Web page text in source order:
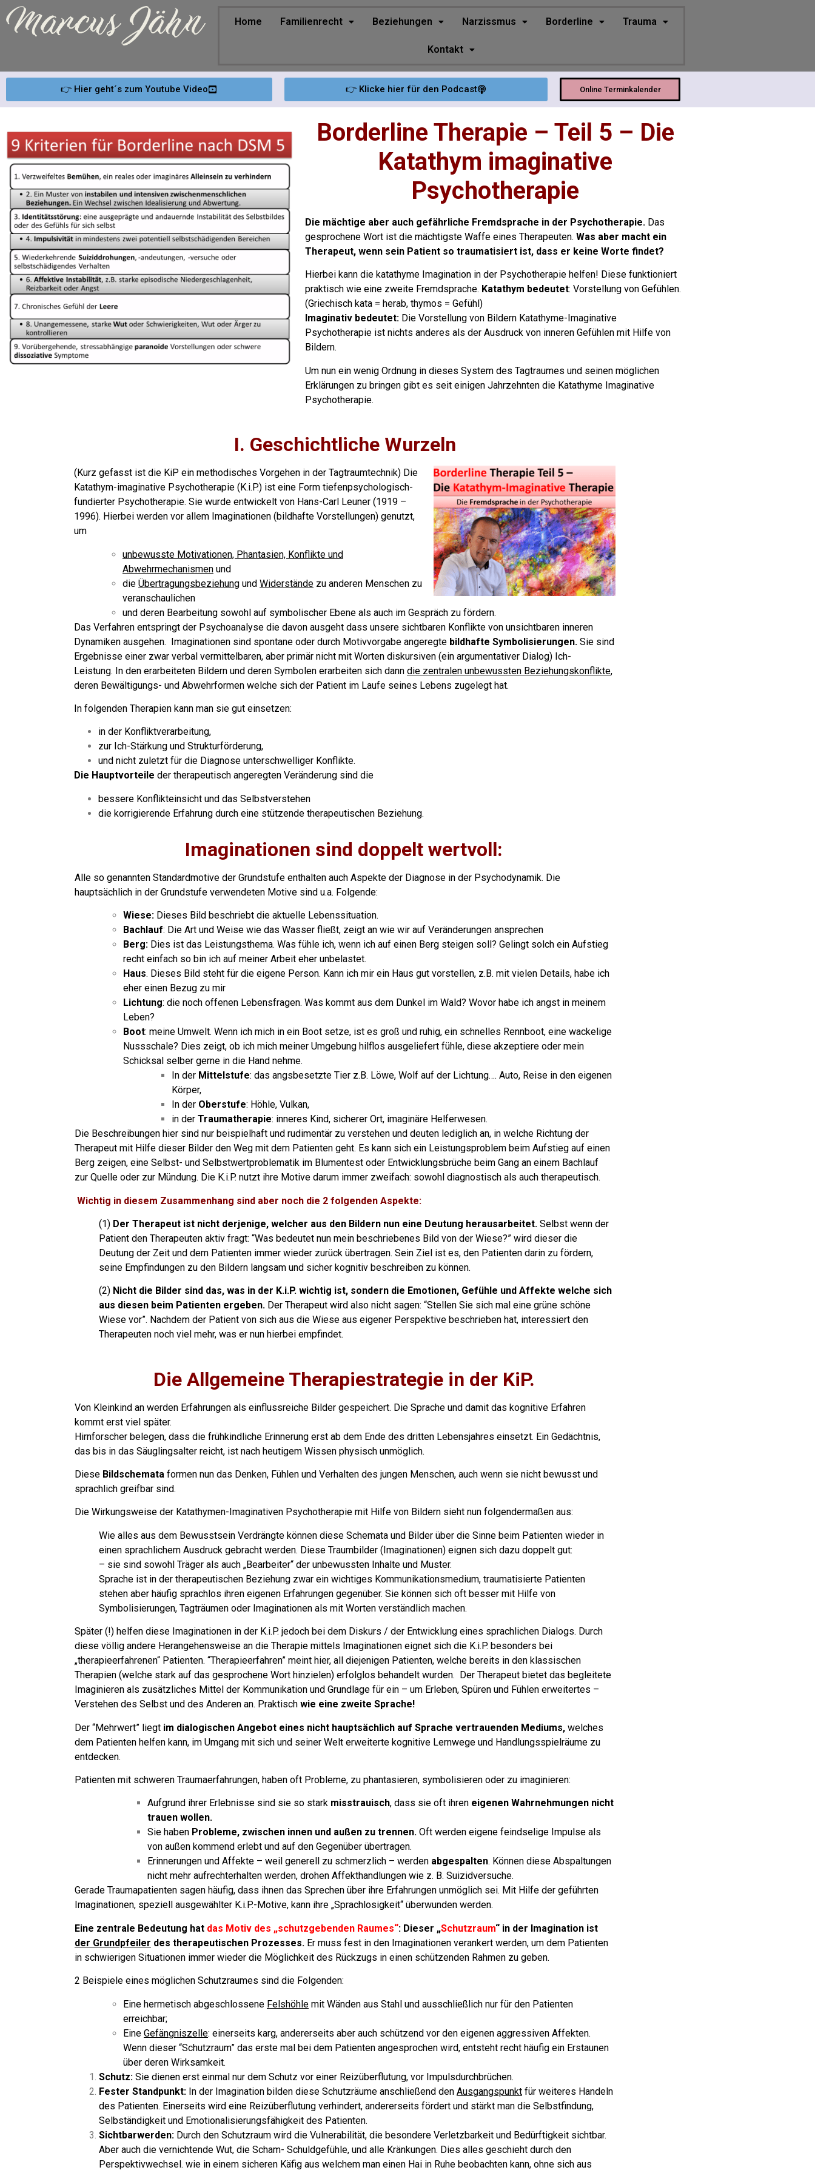
Home Familienrecht Beziehungen Narzissmus Borderline Trauma
Kontakt
👉 Hier geht´s zum Youtube Video 👉 Klicke hier für den Podcast Online Terminkalender
Borderline Therapie – Teil 5 – Die
Katathym imaginative
Psychotherapie
Die mächtige aber auch gefährliche Fremdsprache in der Psychotherapie. Das
gesprochene Wort ist die mächtigste Waffe eines Therapeuten.Was aber macht ein
Therapeut, wenn sein Patient so traumatisiert ist, dass er keine Worte findet?
Hierbei kann die katathyme Imagination in der Psychotherapie helfen! Diese funktioniert
praktisch wie eine zweite Fremdsprache. Katathym bedeutet: Vorstellung von Gefühlen.
(Griechisch kata = herab, thymos = Gefühl)
Imaginativ bedeutet: Die Vorstellung von Bildern Katathyme-Imaginative
Psychotherapie ist nichts anderes als der Ausdruck von inneren Gefühlen mit Hilfe von
Bildern.
Um nun ein wenig Ordnung in dieses System des Tagtraumes und seinen möglichen
Erklärungen zu bringen gibt es seit einigen Jahrzehnten die Katathyme Imaginative
Psychotherapie.
I. Geschichtliche Wurzeln
(Kurz gefasst ist die KiP ein methodisches Vorgehen in der Tagtraumtechnik) Die
Katathym-imaginative Psychotherapie (K.i.P.) ist eine Form tiefenpsychologisch-
fundierter Psychotherapie. Sie wurde entwickelt von Hans-Carl Leuner (1919 –
1996). Hierbei werden vor allem Imaginationen (bildhafte Vorstellungen) genutzt,
um
unbewusste Motivationen, Phantasien, Konflikte und
Abwehrmechanismen und
die Übertragungsbeziehung und Widerstände zu anderen Menschen zu
veranschaulichen
und deren Bearbeitung sowohl auf symbolischer Ebene als auch im Gespräch zu fördern.
Das Verfahren entspringt der Psychoanalyse die davon ausgeht dass unsere sichtbaren Konflikte von unsichtbaren inneren
Dynamiken ausgehen. Imaginationen sind spontane oder durch Motivvorgabe angeregte bildhafte Symbolisierungen. Sie sind
Ergebnisse einer zwar verbal vermittelbaren, aber primär nicht mit Worten diskursiven (ein argumentativer Dialog) Ich-
Leistung. In den erarbeiteten Bildern und deren Symbolen erarbeiten sich dann die zentralen unbewussten Beziehungskonflikte,
deren Bewältigungs- und Abwehrformen welche sich der Patient im Laufe seines Lebens zugelegt hat.
In folgenden Therapien kann man sie gut einsetzen:
in der Konfliktverarbeitung,
zur Ich-Stärkung und Strukturförderung,
und nicht zuletzt für die Diagnose unterschwelliger Konflikte.
Die Hauptvorteile der therapeutisch angeregten Veränderung sind die
bessere Konflikteinsicht und das Selbstverstehen
die korrigierende Erfahrung durch eine stützende therapeutischen Beziehung.
Imaginationen sind doppelt wertvoll:
Alle so genannten Standardmotive der Grundstufe enthalten auch Aspekte der Diagnose in der Psychodynamik. Die
hauptsächlich in der Grundstufe verwendeten Motive sind u.a. Folgende:
Wiese:Dieses Bild beschriebt die aktuelle Lebenssituation.
Bachlauf: Die Art und Weise wie das Wasser fließt, zeigt an wie wir auf Veränderungen ansprechen
Berg:Dies ist das Leistungsthema. Was fühle ich, wenn ich auf einen Berg steigen soll? Gelingt solch ein Aufstieg
recht einfach so bin ich auf meiner Arbeit eher unbelastet.
Haus. Dieses Bild steht für die eigene Person. Kann ich mir ein Haus gut vorstellen, z.B. mit vielen Details, habe ich
eher einen Bezug zu mir
Lichtung: die noch offenen Lebensfragen. Was kommt aus dem Dunkel im Wald? Wovor habe ich angst in meinem
Leben?
Boot: meine Umwelt. Wenn ich mich in ein Boot setze, ist es groß und ruhig, ein schnelles Rennboot, eine wackelige
Nussschale? Dies zeigt, ob ich mich meiner Umgebung hilflos ausgeliefert fühle, diese akzeptiere oder mein
Schicksal selber gerne in die Hand nehme.
In der Mittelstufe: das angsbesetzte Tier z.B. Löwe, Wolf auf der Lichtung…. Auto, Reise in den eigenen
Körper,
In der Oberstufe: Höhle, Vulkan,
in der Traumatherapie: inneres Kind, sicherer Ort, imaginäre Helferwesen.
Die Beschreibungen hier sind nur beispielhaft und rudimentär zu verstehen und deuten lediglich an, in welche Richtung der
Therapeut mit Hilfe dieser Bilder den Weg mit dem Patienten geht. Es kann sich ein Leistungsproblem beim Aufstieg auf einen
Berg zeigen, eine Selbst- und Selbstwertproblematik im Blumentest oder Entwicklungsbrüche beim Gang an einem Bachlauf
zur Quelle oder zur Mündung. Die K.i.P. nutzt ihre Motive darum immer zweifach: sowohl diagnostisch als auch therapeutisch.
Wichtig in diesem Zusammenhang sind aber noch die 2 folgenden Aspekte:
(1) Der Therapeut ist nicht derjenige, welcher aus den Bildern nun eine Deutung herausarbeitet.Selbst wenn der
Patient den Therapeuten aktiv fragt: “Was bedeutet nun mein beschriebenes Bild von der Wiese?” wird dieser die
Deutung der Zeit und dem Patienten immer wieder zurück übertragen. Sein Ziel ist es, den Patienten darin zu fördern,
seine Empfindungen zu den Bildern langsam und sicher kognitiv beschreiben zu können.
(2)Nicht die Bilder sind das, was in der K.i.P. wichtig ist, sondern die Emotionen, Gefühle und Affekte welche sich
aus diesen beim Patienten ergeben.Der Therapeut wird also nicht sagen: “Stellen Sie sich mal eine grüne schöne
Wiese vor”. Nachdem der Patient von sich aus die Wiese aus eigener Perspektive beschrieben hat, interessiert den
Therapeuten noch viel mehr, was er nun hierbei empfindet.
Die Allgemeine Therapiestrategie in der KiP.
Von Kleinkind an werden Erfahrungen als einflussreiche Bilder gespeichert. Die Sprache und damit das kognitive Erfahren
kommt erst viel später.
Hirnforscher belegen, dass die frühkindliche Erinnerung erst ab dem Ende des dritten Lebensjahres einsetzt. Ein Gedächtnis,
das bis in das Säuglingsalter reicht, ist nach heutigem Wissen physisch unmöglich.
Diese Bildschemataformen nun das Denken, Fühlen und Verhalten des jungen Menschen, auch wenn sie nicht bewusst und
sprachlich greifbar sind.
Die Wirkungsweise der Katathymen-Imaginativen Psychotherapie mit Hilfe von Bildern sieht nun folgendermaßen aus:
Wie alles aus dem Bewusstsein Verdrängte können diese Schemata und Bilder über die Sinne beim Patienten wieder in
einen sprachlichem Ausdruck gebracht werden. Diese Traumbilder (Imaginationen) eignen sich dazu doppelt gut:
– sie sind sowohl Träger als auch „Bearbeiter“ der unbewussten Inhalte und Muster.
Sprache ist in der therapeutischen Beziehung zwar ein wichtiges Kommunikationsmedium, traumatisierte Patienten
stehen aber häufig sprachlos ihren eigenen Erfahrungen gegenüber. Sie können sich oft besser mit Hilfe von
Symbolisierungen, Tagträumen oder Imaginationen als mit Worten verständlich machen.
Später (!) helfen diese Imaginationen in der K.i.P. jedoch bei dem Diskurs / der Entwicklung eines sprachlichen Dialogs. Durch
diese völlig andere Herangehensweise an die Therapie mittels Imaginationen eignet sich die K.i.P. besonders bei
„therapieerfahrenen“ Patienten. “Therapieerfahren” meint hier, all diejenigen Patienten, welche bereits in den klassischen
Therapien (welche stark auf das gesprochene Wort hinzielen) erfolglos behandelt wurden.
Der Therapeut bietet das begleitete
Imaginieren als zusätzliches Mittel der Kommunikation und Grundlage für ein – um Erleben, Spüren und Fühlen erweitertes –
Verstehen des Selbst und des Anderen an. Praktisch wie eine zweite Sprache!
Der “Mehrwert” liegt im dialogischen Angebot eines nicht hauptsächlich auf Sprache vertrauenden Mediums, welches
dem Patienten helfen kann, im Umgang mit sich und seiner Welt erweiterte kognitive Lernwege und Handlungsspielräume zu
entdecken.
Patienten mit schweren Traumaerfahrungen, haben oft Probleme, zu phantasieren, symbolisieren oder zu imaginieren:
Aufgrund ihrer Erlebnisse sind sie so stark misstrauisch, dass sie oft ihren eigenen Wahrnehmungen nicht
trauen wollen.
Sie haben Probleme, zwischen innen und außen zu trennen. Oft werden eigene feindselige Impulse als
von außen kommend erlebt und auf den Gegenüber übertragen.
Erinnerungen und Affekte – weil generell zu schmerzlich – werden abgespalten. Können diese Abspaltungen
nicht mehr aufrechterhalten werden, drohen Affekthandlungen wie z. B. Suizidversuche.
Gerade Traumapatienten sagen häufig, dass ihnen das Sprechen über ihre Erfahrungen unmöglich sei. Mit Hilfe der geführten
Imaginationen, speziell ausgewählter K.i.P.-Motive, kann ihre „Sprachlosigkeit“ überwunden werden.
Eine zentrale Bedeutung hat das Motiv des „schutzgebenden Raumes“: Dieser „Schutzraum“ in der Imagination ist
der Grundpfeiler des therapeutischen Prozesses. Er muss fest in den Imaginationen verankert werden, um dem Patienten
in schwierigen Situationen immer wieder die Möglichkeit des Rückzugs in einen schützenden Rahmen zu geben.
2 Beispiele eines möglichen Schutzraumes sind die Folgenden:
Eine hermetisch abgeschlossene Felshöhlemit Wänden aus Stahl und ausschließlich nur für den Patienten
erreichbar;
Eine Gefängniszelle: einerseits karg, andererseits aber auch schützend vor den eigenen aggressiven Affekten.
Wenn dieser “Schutzraum” das erste mal bei dem Patienten angesprochen wird, entsteht recht häufig ein Erstaunen
über deren Wirksamkeit.
Schutz:Sie dienen erst einmal nur dem Schutz vor einer Reizüberflutung, vor Impulsdurchbrüchen.
Fester Standpunkt:In der Imagination bilden diese Schutzräume anschließend den Ausgangspunktfür weiteres Handeln
des Patienten. Einerseits wird eine Reizüberflutung verhindert, andererseits fördert und stärkt man die Selbstfindung,
Selbständigkeit und Emotionalisierungsfähigkeit des Patienten.
Sichtbarwerden:Durch den Schutzraum wird die Vulnerabilität, die besondere Verletzbarkeit und Bedürftigkeit sichtbar.
Aber auch die vernichtende Wut, die Scham- Schuldgefühle, und alle Kränkungen. Dies alles geschieht durch den
Perspektivwechsel. wie in einem sicheren Käfig aus welchem man einen Hai in Ruhe beobachten kann, ohne sich aus